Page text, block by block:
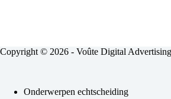
Copyright © 2026 - Voûte Digital
Onderwerpen echtscheiding